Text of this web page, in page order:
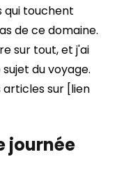
qui touchent
de ce domaine.
sur tout, et j'ai
du voyage.
articles sur [lien
journée